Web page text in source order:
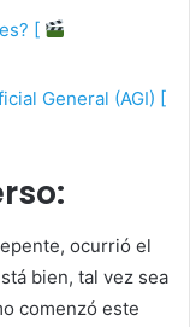
[
General (AGI) [
ocurrió el
bien, tal vez sea
comenzó este